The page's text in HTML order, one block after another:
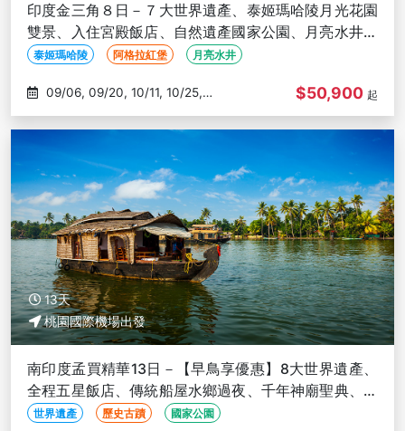
印度金三角８日－７大世界遺產、泰姬瑪哈陵月光花園
雙景、入住宮殿飯店、自然遺產國家公園、月亮水井、
粉紅城市琥珀堡
泰姬瑪哈陵 阿格拉紅堡 月亮水井
11/08
$50,900 起
13天
桃園國際機場出發
南印度孟買精華13日－【早鳥享優惠】8大世界遺產、
全程五星飯店、傳統船屋水鄉過夜、千年神廟聖典、喀
拉拉香料之旅
世界遺產 歷史古蹟 國家公園